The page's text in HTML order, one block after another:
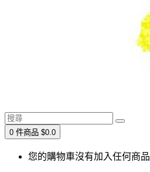
0 件商品 $0.0
您的購物車沒有加入任何商品